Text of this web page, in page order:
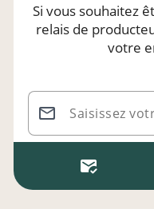
Si vous souhaitez
relais de
votre
Saisissez